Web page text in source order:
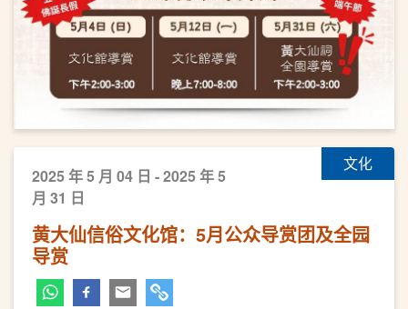
文化
2025 年 5 月 04 日 - 2025 年 5
月 31 日
黄大仙信俗文化馆：5月公众导赏团及全园
导赏